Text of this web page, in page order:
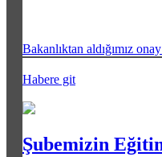
Bakanlıktan aldığımız
Habere git
Şubemizin